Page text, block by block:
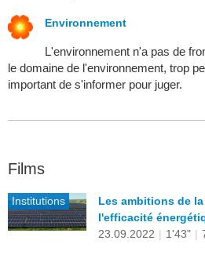
Environnement
L'environnement n'a pas de
le domaine de l'environnement, trop
important de s'informer pour juger.
Films
Institutions
Les ambitions de
l'efficacité
23.09.2022 | 1'43" |